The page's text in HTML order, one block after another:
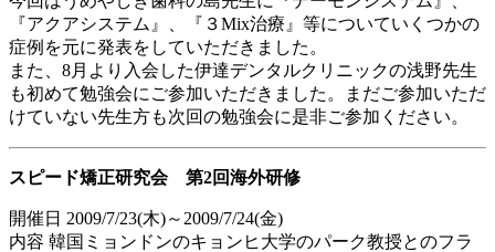
『アクアシステム』、『３Mix治療』等についていくつかの
症例を元に発表をしていただきました。
また、8月より入会した伊達デンタルクリニックの浅野先生
も初めて勉強会にご参加いただきました。まだご参加いただ
けていない先生方も次回の勉強会に是非ご参加ください。
スピード矯正研究会 第2回海外研修
開催日 2009/7/23(木)～2009/7/24(金)
内容 韓国ミョンドンのキョンヒ大学のパーク教授とのフラ